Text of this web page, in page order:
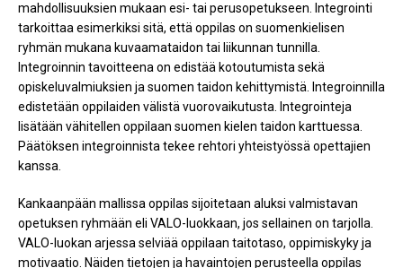
mahdollisuuksien mukaan esi- tai perusopetukseen. Integrointi
tarkoittaa esimerkiksi sitä, että oppilas on suomenkielisen
ryhmän mukana kuvaamataidon tai liikunnan tunnilla.
Integroinnin tavoitteena on edistää kotoutumista sekä
opiskeluvalmiuksien ja suomen taidon kehittymistä. Integroinnilla
edistetään oppilaiden välistä vuorovaikutusta. Integrointeja
lisätään vähitellen oppilaan suomen kielen taidon karttuessa.
Päätöksen integroinnista tekee rehtori yhteistyössä opettajien
kanssa.
Kankaanpään mallissa oppilas sijoitetaan aluksi valmistavan
opetuksen ryhmään eli VALO-luokkaan, jos sellainen on tarjolla.
VALO-luokan arjessa selviää oppilaan taitotaso, oppimiskyky ja
motivaatio. Näiden tietojen ja havaintojen perusteella oppilas